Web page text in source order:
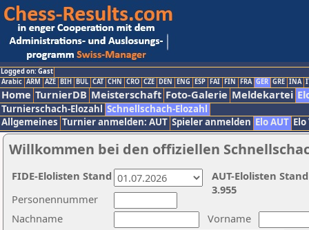
Logged on: Gast
Arabic ARM AZE BIH BUL CAT CHN CRO CZE DEN ENG ESP FAI FIN FRA GER GRE INA
Home TurnierDB Meisterschaft Foto-Galerie Meldekartei
Turnierschach-Elozahl Schnellschach-Elozahl
Allgemeines Turnier anmelden: AUT Spieler anmelden Elo AUT
Willkommen bei den offiziellen
Nachname
Vorname
Personennummer
AUT-Elolisten
3.955
FIDE-Elolisten Stand